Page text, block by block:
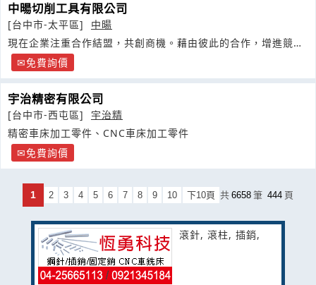
中暘切削工具有限公司
[台中市-太平區]
中暘
現在企業注重合作結盟，共創商機。藉由彼此的合作，增進競爭
力。只要你有任何構想與創意
免費詢價
宇治精密有限公司
[台中市-西屯區]
宇治精
精密車床加工零件、CNC車床加工零件
免費詢價
1 2 3 4 5 6 7 8 9 10 下10頁 共 6658 筆 444 頁
滾針, 滾柱, 插銷,